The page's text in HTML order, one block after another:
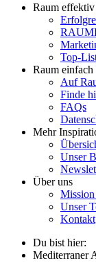
Raum effektiv
Top-
Raum einfach
Auf
Finde
FAQs
Mehr
Unser
Über uns
Mission
Unser
Kontakt
Du bist hier:
Mediterraner